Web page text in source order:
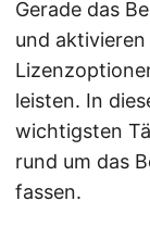
Gerade das
und
leisten. In
wichtigsten
rund um das
fassen.